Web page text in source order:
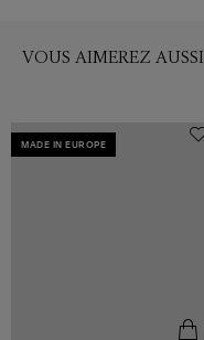
VOUS AIMEREZ AUSSI
MADE IN EUROPE